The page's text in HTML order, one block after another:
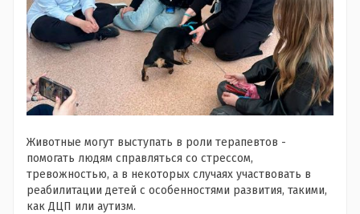
Животные могут выступать в роли терапевтов -
помогать людям справляться со стрессом,
тревожностью, а в некоторых случаях участвовать в
реабилитации детей с особенностями развития, такими,
как ДЦП или аутизм.